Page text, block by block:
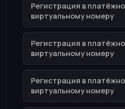
Регистрация в
виртуальному номеру
Регистрация в
виртуальному номеру
Регистрация в
виртуальному номеру